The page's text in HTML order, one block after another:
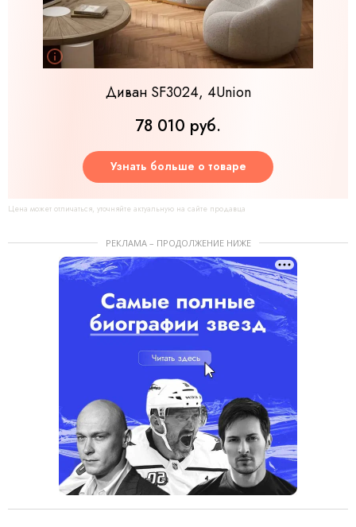
Диван SF3024, 4Union
78 010 руб.
Узнать больше о товаре
Цена может отличаться, уточняйте актуальную на сайте продавца
РЕКЛАМА – ПРОДОЛЖЕНИЕ НИЖЕ